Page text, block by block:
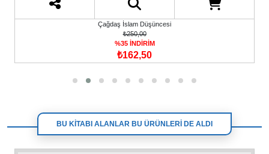
Çağdaş İslam Düşüncesi
₺250,00
%35 İNDİRİM
₺162,50
BU KİTABI ALANLAR BU ÜRÜNLERİ DE ALDI